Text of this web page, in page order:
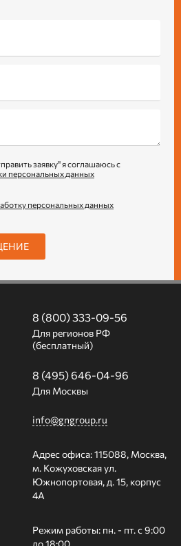
заявку" я соглашаюсь с
персональных данных
персональных данных
8 (800) 333-09-56
Для регионов РФ
(бесплатный)
8 (495) 646-04-96
Для Москвы
info@gngroup.ru
Адрес офиса: 115088, Москва,
м. Кожуховская ул.
Южнопортовая, д. 15, корпус
4А
Режим работы: пн. - пт. с 9:00